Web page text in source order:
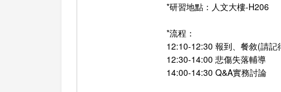
*研習地點：人文大樓-H206
*流程：
12:10-12:30 報到、餐敘(請
12:30-14:00 悲傷失落輔導
14:00-14:30 Q&A實務討論